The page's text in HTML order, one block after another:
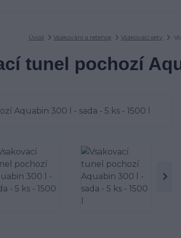
Úvod Vsakování a retence Vsakovací sety
tunel pochozí